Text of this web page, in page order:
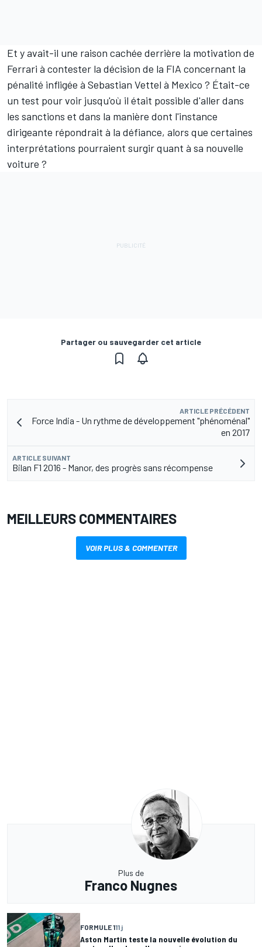
Et y avait-il une raison cachée derrière la motivation de
Ferrari à contester la décision de la FIA concernant la
pénalité infligée à Sebastian Vettel à Mexico ? Était-ce
un test pour voir jusqu'où il était possible d'aller dans
les sanctions et dans la manière dont l'instance
dirigeante répondrait à la défiance, alors que certaines
interprétations pourraient surgir quant à sa nouvelle
voiture ?
Partager ou sauvegarder cet article
ARTICLE PRÉCÉDENT
Force India - Un rythme de développement "phénoménal"
en 2017
ARTICLE SUIVANT
Bilan F1 2016 - Manor, des progrès sans récompense
MEILLEURS COMMENTAIRES
VOIR PLUS & COMMENTER
Plus de
Franco Nugnes
FORMULE 111 j
Aston Martin teste la nouvelle évolution du